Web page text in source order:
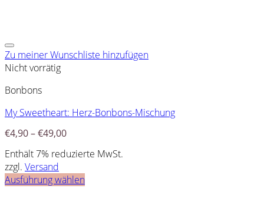
Zu meiner Wunschliste hinzufügen
Nicht vorrätig
Bonbons
My Sweetheart: Herz-Bonbons-Mischung
€4,90–€49,00
Enthält 7% reduzierte MwSt.
zzgl. Versand
Ausführung wählen